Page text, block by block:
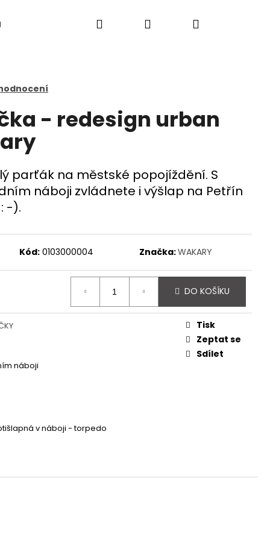
Hledat PřihlášeníNákupní
- redesign urban
parťák na městské popojíždění. S
náboji zvládnete i výšlap na Petřín
-).
Kód: 0103000004 Značka:WAKARY
DO KOŠÍKU
náboji
v náboji - torpedo
Tisk
Zeptat se
Sdílet
Následující
- REDESIGN URBAN